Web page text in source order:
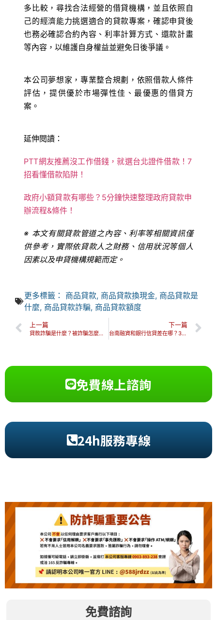
多比較，尋找合法經營的借貸機構，並且依照自
己的經濟能力挑選適合的貸款專案，確認申貸後
也務必確認合約內容、利率計算方式、還款計畫
等內容，以維護自身權益並避免日後爭議。
本公司夢想家，專業整合規劃，依照借款人條件
評估，提供優於市場彈性佳、最優惠的借貸方
案。
延伸閱讀：
PTT網友推薦沒工作借錢，就選台北證件借款！7
招看懂借款陷阱！
政府小額貸款有哪些？5分鐘快速整理政府貸款申
辦流程&條件！
※ 本文有關貸款管道之內容、利率等相關資訊僅
供參考，實際依貸款人之財務、信用狀況等個人
因素以及申貸機構規範而定。
更多標籤： 商品貸款, 商品貸款換現金, 商品貸款是
什麼, 商品貸款詐騙, 商品貸款額度
上一篇
貸款詐騙是什麼？被詐騙怎麼辦？常見詐騙手法&預防方法一次看！
下一篇
台南融資和銀行信貸差在哪？3分鐘教你如何安全融資借貸！
免費線上諮詢
24h服務專線
免費諮詢